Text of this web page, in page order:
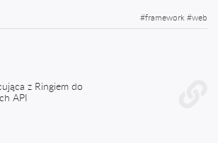
#framework #web
z Ringiem do
API